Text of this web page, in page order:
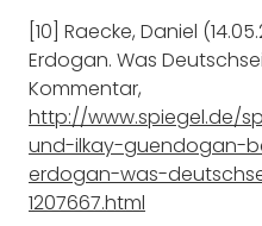
[10] Raecke, Daniel
Erdogan. Was
Kommentar,
http://www.spiegel.de/
und-ilkay-guendogan-
erdogan-was-
1207667.html